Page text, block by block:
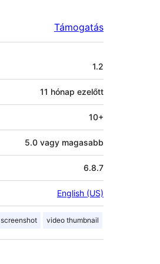
Támogatás
1.2
11 hónap ezelőtt
10+
5.0 vagy magasabb
6.8.7
English (US)
screenshot video thumbnail